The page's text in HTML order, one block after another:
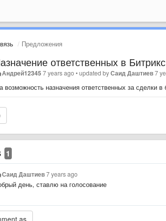
Предложения
ответственных в
Андрей123457 years ago•updated byСаид Даштиев7
возможность назначения ответственных за сделки
1
Саид Даштиев7 years ago
день, ставлю на голосование